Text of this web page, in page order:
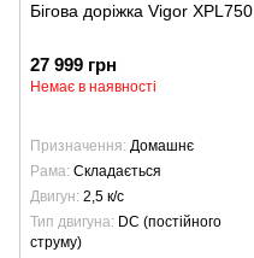
Бігова доріжка Vigor XPL750
27 999 грн
Немає в наявності
Призначення Домашнє
Рама Складається
Двигун 2,5 к/с
Тип двигуна DC (постійного
струму)